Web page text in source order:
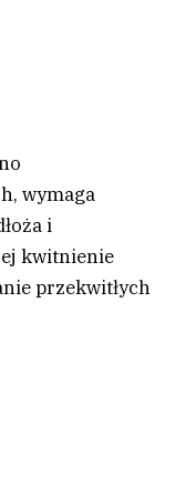
wymaga
i
kwitnienie
przekwitłych